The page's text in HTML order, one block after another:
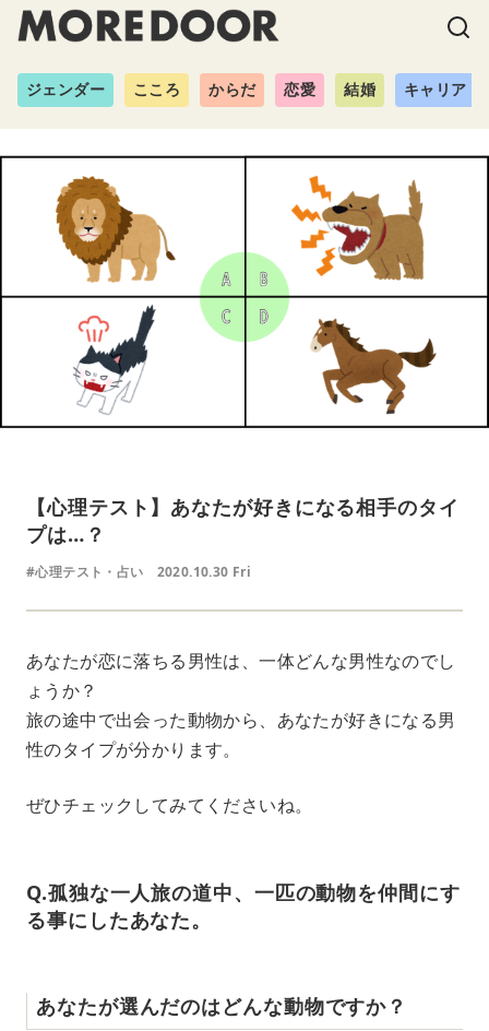
ジェンダー こころ からだ 恋愛 結婚 キャリア
【心理テスト】あなたが好きになる相手のタイ
プは…？
#心理テスト・占い 2020.10.30 Fri
あなたが恋に落ちる男性は、一体どんな男性なのでし
ょうか？
旅の途中で出会った動物から、あなたが好きになる男
性のタイプが分かります。
ぜひチェックしてみてくださいね。
Q.孤独な一人旅の道中、一匹の動物を仲間にす
る事にしたあなた。
あなたが選んだのはどんな動物ですか？